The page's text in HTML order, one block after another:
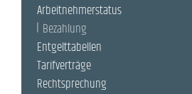
Arbeitnehmerstatus
Bezahlung
Entgelttabellen
Tarifverträge
Rechtsprechung